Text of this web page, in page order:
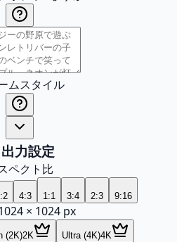
ムスタイル
出力設定
ペクト比
4:3 1:1 3:4 2:3 9:16
× 1024px
(2K)2K Ultra (4K)4K